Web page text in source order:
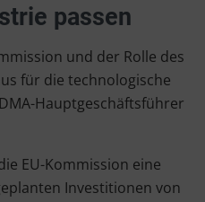
passen
und der Rolle des
für die technologische
Hauptgeschäftsführer
EU-Kommission eine
Investitionen von